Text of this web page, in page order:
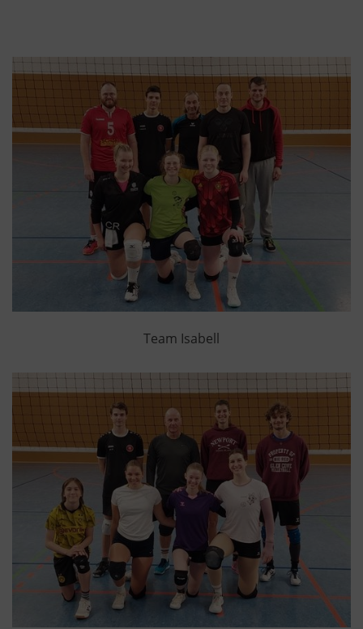
Team Isabell